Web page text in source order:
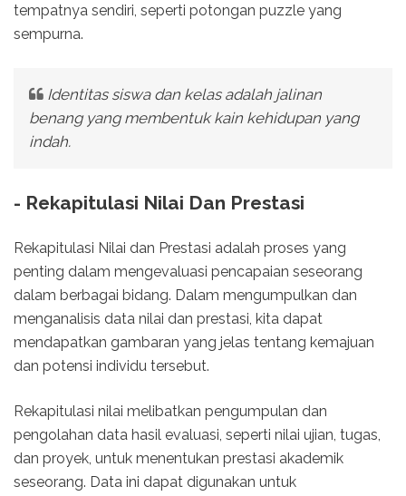
tempatnya sendiri, seperti potongan puzzle yang
sempurna.
Identitas siswa dan kelas adalah jalinan
benang yang membentuk kain kehidupan yang
indah.
- Rekapitulasi Nilai Dan Prestasi
Rekapitulasi Nilai dan Prestasi adalah proses yang
penting dalam mengevaluasi pencapaian seseorang
dalam berbagai bidang. Dalam mengumpulkan dan
menganalisis data nilai dan prestasi, kita dapat
mendapatkan gambaran yang jelas tentang kemajuan
dan potensi individu tersebut.
Rekapitulasi nilai melibatkan pengumpulan dan
pengolahan data hasil evaluasi, seperti nilai ujian, tugas,
dan proyek, untuk menentukan prestasi akademik
seseorang. Data ini dapat digunakan untuk